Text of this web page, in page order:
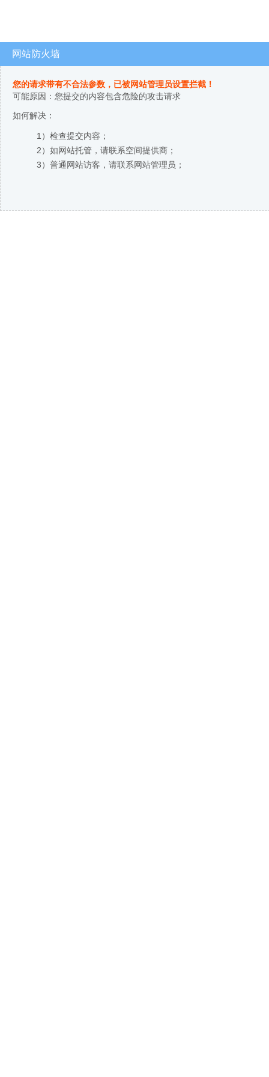
网站防火墙
您的请求带有不合法参数，已被网站管理员设置拦截！
可能原因：您提交的内容包含危险的攻击请求
如何解决：
1）检查提交内容；
2）如网站托管，请联系空间提供商；
3）普通网站访客，请联系网站管理员；